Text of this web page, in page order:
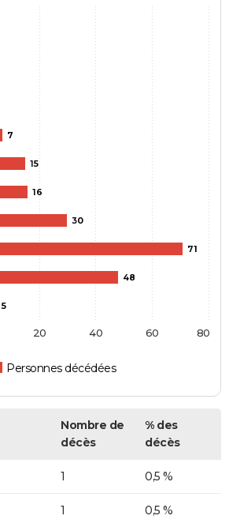
7
15
16
30
71
48
5
Personnes décédées
20 40 60 80
Nombre de
décès
% des
décès
1 0,5 %
1 0,5 %